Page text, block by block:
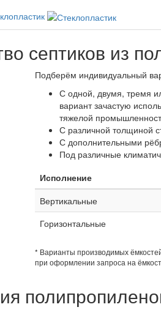
септиков из
Подберём индивидуальный
С одной, двумя, тремя
вариант зачастую
тяжелой
С различной толщиной
С дополнительными
Под различные
Исполнение
Вертикальные
Горизонтальные
* Варианты производимых
при оформлении запроса на